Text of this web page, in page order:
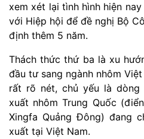
xem xét lại tình hình hiện
với Hiệp hội để đề nghị Bộ
định thêm 5 năm.
Thách thức thứ ba là xu
đầu tư sang ngành nhôm
rất rõ nét, chủ yếu là
xuất nhôm Trung Quốc
Xingfa Quảng Đông) đang
xuất tại Việt Nam.